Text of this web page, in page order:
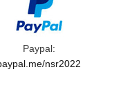
Paypal:
nsr2022